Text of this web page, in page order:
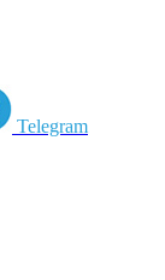
Telegram